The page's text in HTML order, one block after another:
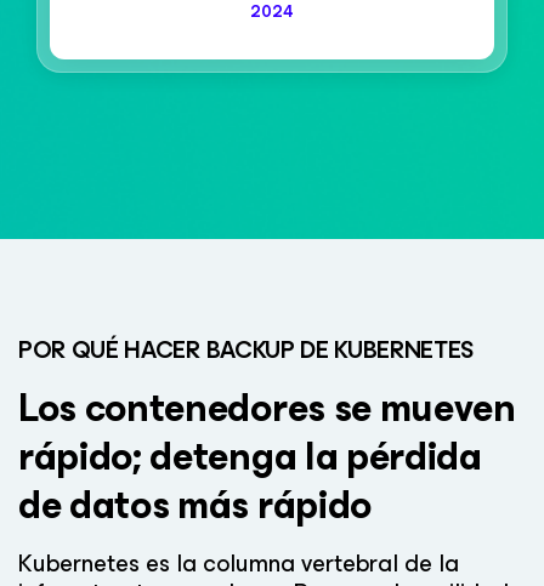
2024
POR QUÉ HACER BACKUP DE KUBERNETES
Los contenedores se mueven
rápido; detengala pérdida
de datos más rápido
Kubernetes es la columna vertebral de la